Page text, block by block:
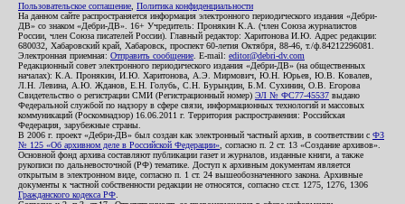
Пользовательское соглашение Политика конфиденциальности
На данном сайте распространяется информация электронного периодического издания «Дебри-
ДВ» со знаком «Дебри-ДВ». 16+ Учредитель: Пронякин К.А. (член Союза журналистов
России, член Союза писателей России). Главный редактор: Харитонова И.Ю. Адрес редакции:
680032, Хабаровский край, Хабаровск, проспект 60-летия Октября, 88-46, т./ф.84212296081.
Электронная приемная: Отправить сообщение . E-mail: editor@debri-dv.com
Редакционный совет электронного периодического издания «Дебри-ДВ» (на общественных
началах): К.А. Пронякин, И.Ю. Харитонова, А.Э. Мирмович, Ю.Н. Юрьев, Ю.В. Ковалев,
Л.Н. Левина, А.Ю. Жданов, Е.Н. Голубь, С.Н. Бурындин, Б.М. Сухинин, О.В. Егорова
Свидетельство о регистрации СМИ (Регистрационный номер) ЭЛ № ФС77-45537 выдано
Федеральной службой по надзору в сфере связи, информационных технологий и массовых
коммуникаций (Роскомнадзор) 16.06.2011 г. Территория распространения: Российская
Федерация, зарубежные страны.
В 2006 г. проект «Дебри-ДВ» был создан как электронный частный архив, в соответствии с ФЗ
№ 125 «Об архивном деле в Российской Федерации» , согласно п. 2 ст. 13 «Создание архивов».
Основной фонд архива составляют публикации газет и журналов, изданные книги, а также
рукописи по дальневосточной (РФ) тематике. Доступ к архивным документам является
открытым в электронном виде, согласно п. 1 ст. 24 вышеобозначенного закона. Архивные
документы к частной собственности редакции не относятся, согласно ст.ст. 1275, 1276, 1306
Гражданского кодекса РФ